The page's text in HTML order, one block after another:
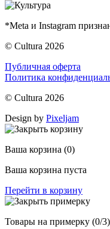
*Meta и Instagram
© Cultura 2026
Публичная оферта
Политика
© Cultura 2026
Design by Pixeljam
Ваша корзина (0)
Ваша корзина пуста
Перейти в корзину
Товары на примерку (0/3)